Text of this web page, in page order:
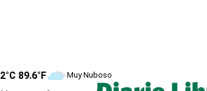
°C 89.6°F Muy Nuboso